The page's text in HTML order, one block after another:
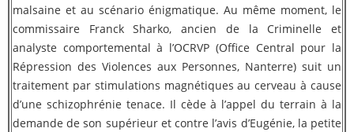
malsaine et au scénario énigmatique. Au même moment, le
commissaire Franck Sharko, ancien de la Criminelle et
analyste comportemental à l’OCRVP (Office Central pour la
Répression des Violences aux Personnes, Nanterre) suit un
traitement par stimulations magnétiques au cerveau à cause
d’une schizophrénie tenace. Il cède à l’appel du terrain à la
demande de son supérieur et contre l’avis d’Eugénie, la petite